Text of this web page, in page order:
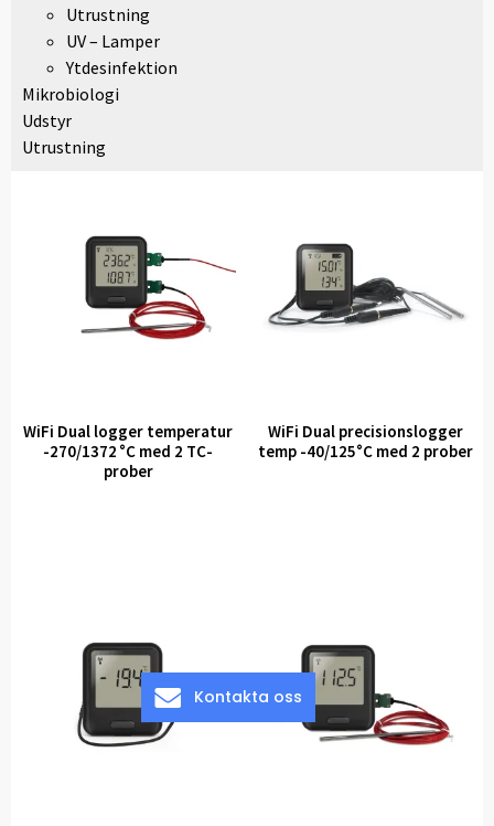
Utrustning
UV – Lamper
Ytdesinfektion
Mikrobiologi
Udstyr
Utrustning
WiFi Dual logger temperatur
-270/1372 °C med 2 TC-
prober
WiFi Dual precisionslogger
temp -40/125°C med 2 prober
Kontakta oss